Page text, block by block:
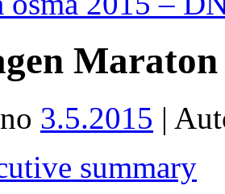
3.5.2015 |
summary